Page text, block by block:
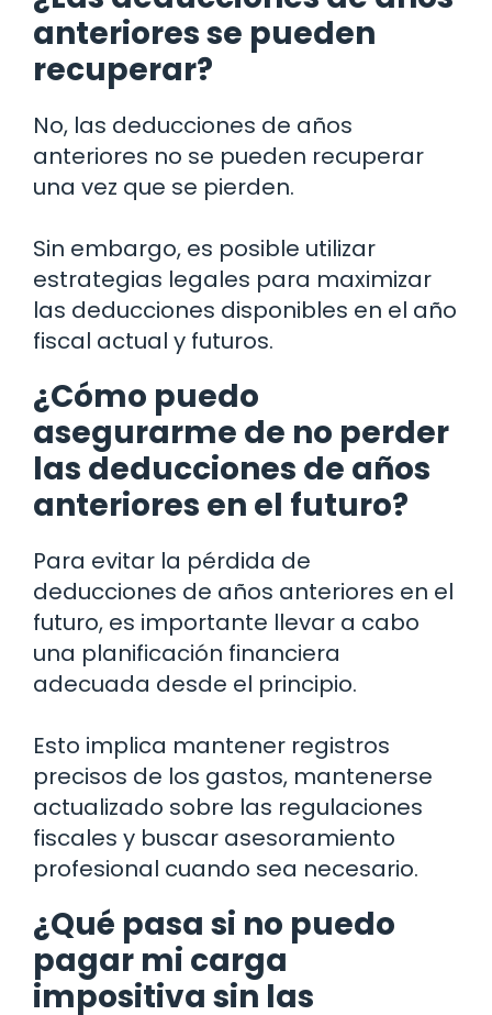
anteriores se pueden
recuperar?
No, las deducciones de años
anteriores no se pueden recuperar
una vez que se pierden.
Sin embargo, es posible utilizar
estrategias legales para maximizar
las deducciones disponibles en el año
fiscal actual y futuros.
¿Cómo puedo
asegurarme de no perder
las deducciones de años
anteriores en el futuro?
Para evitar la pérdida de
deducciones de años anteriores en el
futuro, es importante llevar a cabo
una planificación financiera
adecuada desde el principio.
Esto implica mantener registros
precisos de los gastos, mantenerse
actualizado sobre las regulaciones
fiscales y buscar asesoramiento
profesional cuando sea necesario.
¿Qué pasa si no puedo
pagar mi carga
impositiva sin las